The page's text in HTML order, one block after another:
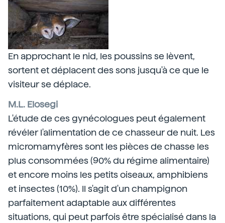
En approchant le nid, les poussins se lèvent,
sortent et déplacent des sons jusqu'à ce que le
visiteur se déplace.
M.L. Elosegi
L'étude de ces gynécologues peut également
révéler l'alimentation de ce chasseur de nuit. Les
micromamyfères sont les pièces de chasse les
plus consommées (90% du régime alimentaire)
et encore moins les petits oiseaux, amphibiens
et insectes (10%). Il s'agit d'un champignon
parfaitement adaptable aux différentes
situations, qui peut parfois être spécialisé dans la